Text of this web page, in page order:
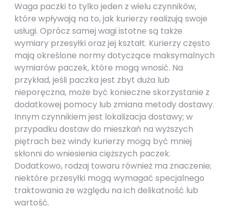
Waga paczki to tylko jeden z wielu czynników,
które wpływają na to, jak kurierzy realizują swoje
usługi. Oprócz samej wagi istotne są także
wymiary przesyłki oraz jej kształt. Kurierzy często
mają określone normy dotyczące maksymalnych
wymiarów paczek, które mogą wnosić. Na
przykład, jeśli paczka jest zbyt duża lub
nieporęczna, może być konieczne skorzystanie z
dodatkowej pomocy lub zmiana metody dostawy.
Innym czynnikiem jest lokalizacja dostawy; w
przypadku dostaw do mieszkań na wyższych
piętrach bez windy kurierzy mogą być mniej
skłonni do wniesienia cięższych paczek.
Dodatkowo, rodzaj towaru również ma znaczenie;
niektóre przesyłki mogą wymagać specjalnego
traktowania ze względu na ich delikatność lub
wartość.